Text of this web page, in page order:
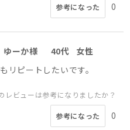
参考になった 0
ゆーか様 40代
女性
リピートしたいです。
レビューは参考になりましたか？
参考になった 0